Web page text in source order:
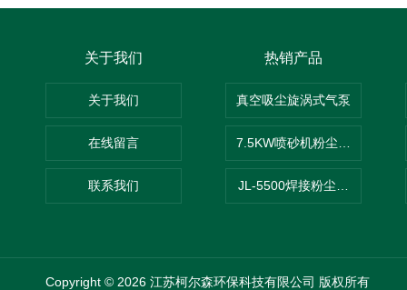
关于我们
关于我们
在线留言
联系我们
热销产品
真空吸尘旋涡式气泵
7.5KW喷砂机粉尘吸尘器
JL-5500焊接粉尘吸尘器
Copyright © 2026 江苏柯尔森环保科技有限公司 版权所有